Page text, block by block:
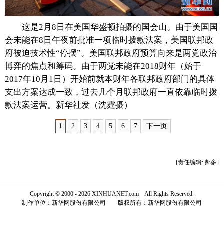
金融 公益 军事 无人机
富媒体 摄影 新华广播
新华电视中文 新华电视英文 返回PC
这是2月8日在美国华盛顿拍摄的国会山。由于美国国
会未能在8日午夜前批准一项临时拨款法案，美国联邦政
府被迫技术性“停摆”。美国联邦政府预算向来是两党政治
博弈的焦点和筹码。由于两党未能在2018财年（始于
2017年10月1日）开始前就本财年各联邦政府部门的具体
支出方案达成一致，过去几个月联邦政府一直依靠临时拨
款法案运营。新华社发（沈霆摄）
1 2 3 4 5 6 7 下一页
[责任编辑: 郝多]
Copyright © 2000 - 2026 XINHUANET.com All Rights Reserved.
制作单位：新华网股份有限公司 版权所有：新华网股份有限公司